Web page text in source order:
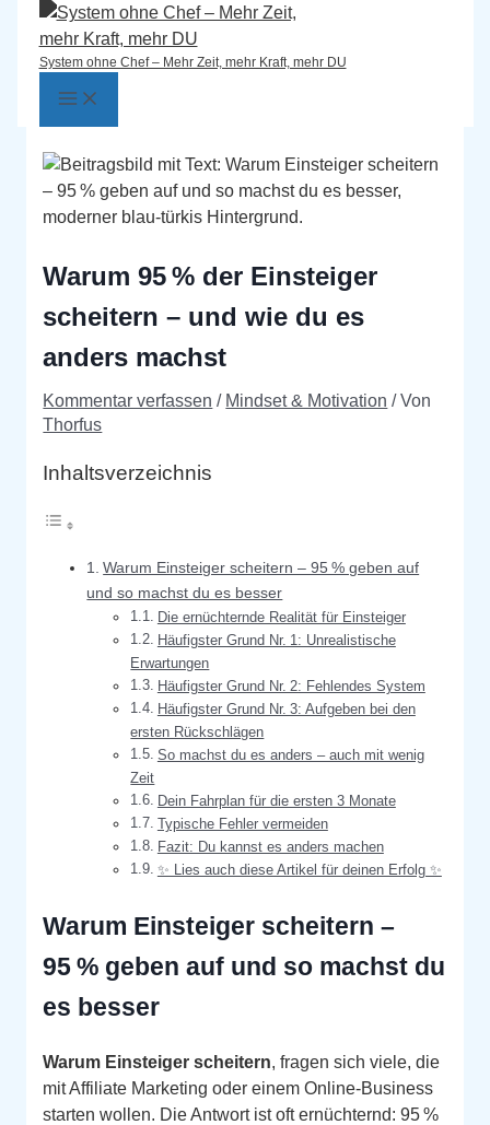
Zum
Inhalt
springen
System ohne Chef – Mehr Zeit, mehr Kraft, mehr DU
Main
Menu
Warum 95 % der Einsteiger
scheitern – und wie du es
anders machst
Kommentar verfassen / Mindset & Motivation / Von
Thorfus
Inhaltsverzeichnis
Warum Einsteiger scheitern – 95 % geben auf
und so machst du es besser
Die ernüchternde Realität für Einsteiger
Häufigster Grund Nr. 1: Unrealistische
Erwartungen
Häufigster Grund Nr. 2: Fehlendes System
Häufigster Grund Nr. 3: Aufgeben bei den
ersten Rückschlägen
So machst du es anders – auch mit wenig
Zeit
Dein Fahrplan für die ersten 3 Monate
Typische Fehler vermeiden
Fazit: Du kannst es anders machen
✨ Lies auch diese Artikel für deinen Erfolg ✨
Warum Einsteiger scheitern –
95 % geben auf und so machst du
es besser
Warum Einsteiger scheitern, fragen sich viele, die
mit Affiliate Marketing oder einem Online‑Business
starten wollen. Die Antwort ist oft ernüchternd: 95 %
Hier
eingeben…
Name*
E-
Mail-
Adresse*
Website